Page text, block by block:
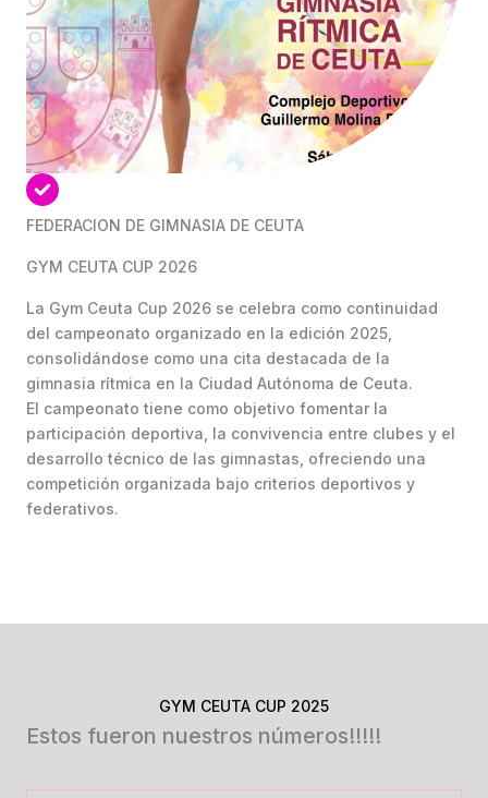
FEDERACION DE GIMNASIA DE CEUTA
GYM CEUTA CUP 2026
La Gym Ceuta Cup 2026 se celebra como continuidad
del campeonato organizado en la edición 2025,
consolidándose como una cita destacada de la
gimnasia rítmica en la Ciudad Autónoma de Ceuta.
El campeonato tiene como objetivo fomentar la
participación deportiva, la convivencia entre clubes y el
desarrollo técnico de las gimnastas, ofreciendo una
competición organizada bajo criterios deportivos y
federativos.
GYM CEUTA CUP 2025
Estos fueron nuestros números!!!!!